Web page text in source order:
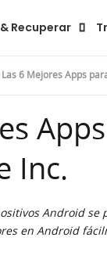
Recuperar
Las 6 Mejores Apps
Inc.
Android se
en Android